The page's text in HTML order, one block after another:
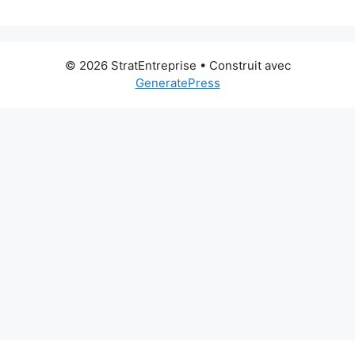
© 2026 StratEntreprise • Construit avec
GeneratePress